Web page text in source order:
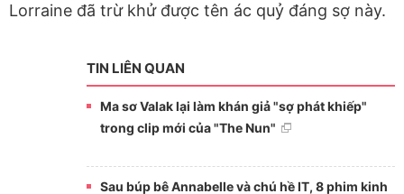
Lorraine đã trừ khử được tên ác quỷ đáng sợ này.
TIN LIÊN QUAN
Ma sơ Valak lại làm khán giả "sợ phát khiếp"
trong clip mới của "The Nun"
Sau búp bê Annabelle và chú hề IT, 8 phim kinh